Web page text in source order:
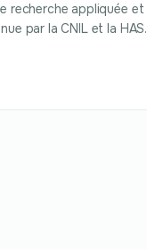
recherche appliquée et
par la CNIL et la HAS.